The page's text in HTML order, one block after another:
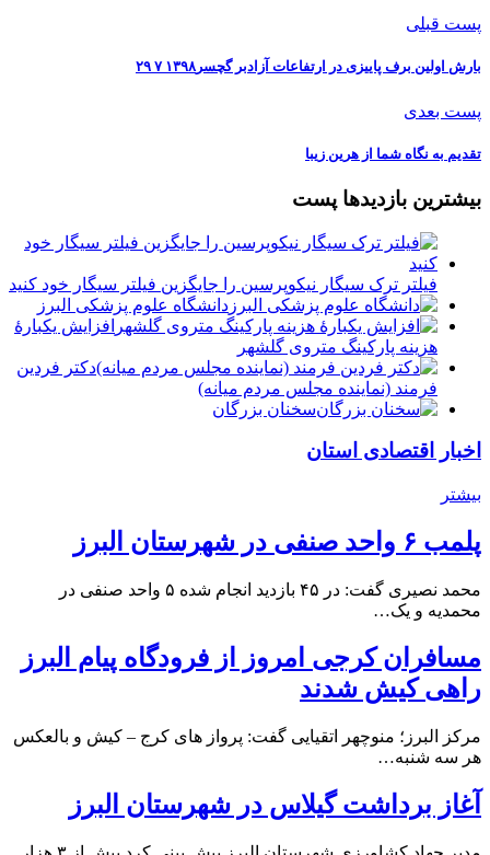
پست قبلی
بارش اولین برف پاییزی در ارتفاعات آزادبر گچسر١٣٩٨ ٧ ٢٩
پست بعدی
تقدیم به نگاه شما از هرین زیبا
بیشترین بازدیدها پست
فیلتر ترک سیگار نیکوپرسین را جایگزین فیلتر سیگار خود کنید
دانشگاه علوم پزشکی البرز
افزایش یکبارۀ
هزینه پارکینگ متروی گلشهر
دكتر فردين
فرمند (نماينده مجلس مردم میانه)
سخنان بزرگان
اخبار اقتصادی استان
بیشتر
پلمب ۶ واحد صنفی در شهرستان البرز
محمد نصیری گفت: در ۴۵ بازدید انجام شده ۵ واحد صنفی در
محمدیه و یک…
مسافران کرجی امروز از فرودگاه پیام البرز
راهی کیش شدند
مرکز البرز؛ منوچهر اتقیایی گفت: پرواز های کرج – کیش و بالعکس
هر سه شنبه…
آغاز برداشت گیلاس در شهرستان البرز